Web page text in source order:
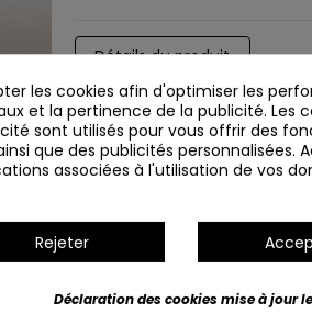
Détails du produit
les cookies afin d'optimiser les
et la pertinence de la publicité. Les
sont utilisés pour vous offrir des
que des publicités personnalisées.
associées à l'utilisation de vos
Rejeter
Déclaration des cookies mise à jour